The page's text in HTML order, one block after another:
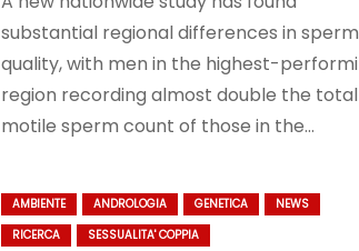
substantial regional differences in sperm
quality, with men in the highest-
region recording almost double the total
motile sperm count of those in the…
AMBIENTE ANDROLOGIA GENETICA
NEWS
RICERCA
SESSUALITA' COPPIA